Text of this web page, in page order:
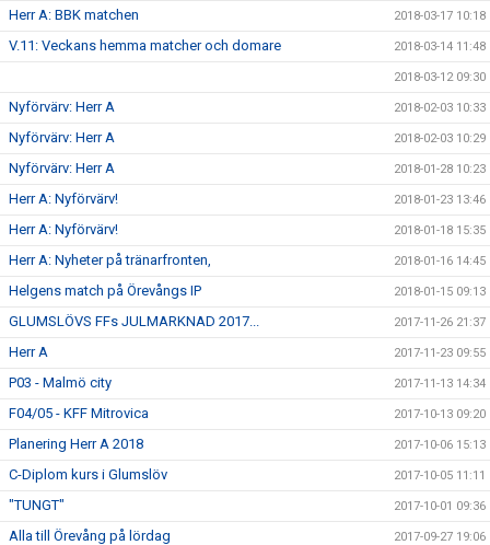
Herr A: BBK matchen 2018-03-17 10:18
V.11: Veckans hemma matcher och domare 2018-03-14 11:48
2018-03-12 09:30
Nyförvärv: Herr A 2018-02-03 10:33
Nyförvärv: Herr A 2018-02-03 10:29
Nyförvärv: Herr A 2018-01-28 10:23
Herr A: Nyförvärv! 2018-01-23 13:46
Herr A: Nyförvärv! 2018-01-18 15:35
Herr A: Nyheter på tränarfronten, 2018-01-16 14:45
Helgens match på Örevångs IP 2018-01-15 09:13
GLUMSLÖVS FFs JULMARKNAD 2017... 2017-11-26 21:37
Herr A 2017-11-23 09:55
P03 - Malmö city 2017-11-13 14:34
F04/05 - KFF Mitrovica 2017-10-13 09:20
Planering Herr A 2018 2017-10-06 15:13
C-Diplom kurs i Glumslöv 2017-10-05 11:11
"TUNGT" 2017-10-01 09:36
Alla till Örevång på lördag 2017-09-27 19:06